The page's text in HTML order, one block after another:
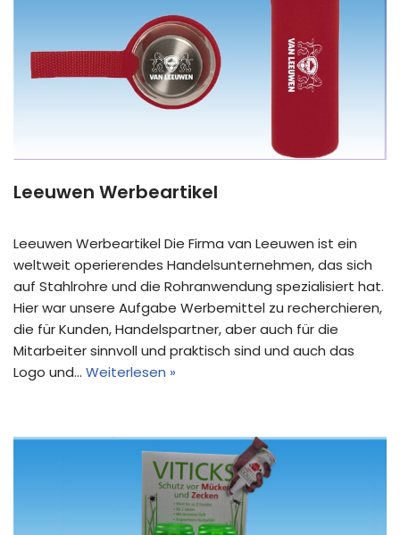
Leeuwen Werbeartikel
Leeuwen Werbeartikel Die Firma van Leeuwen ist ein
weltweit operierendes Handelsunternehmen, das sich
auf Stahlrohre und die Rohranwendung spezialisiert hat.
Hier war unsere Aufgabe Werbemittel zu recherchieren,
die für Kunden, Handelspartner, aber auch für die
Mitarbeiter sinnvoll und praktisch sind und auch das
Logo und… Weiterlesen »